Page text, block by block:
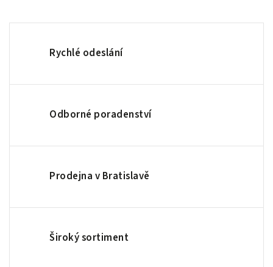
Rychlé odeslání
Odborné poradenství
Prodejna v Bratislavě
Široký sortiment